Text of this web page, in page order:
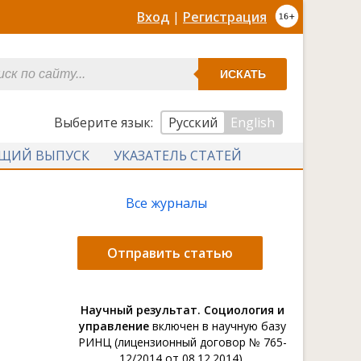
Вход | Регистрация
ИСКАТЬ
Выберите язык: Русский
English
ВЫПУСК
УКАЗАТЕЛЬ СТАТЕЙ
Все журналы
Отправить статью
Научный результат. Социология и
управлениевключен в научную базу
РИНЦ (лицензионный договор № 765-